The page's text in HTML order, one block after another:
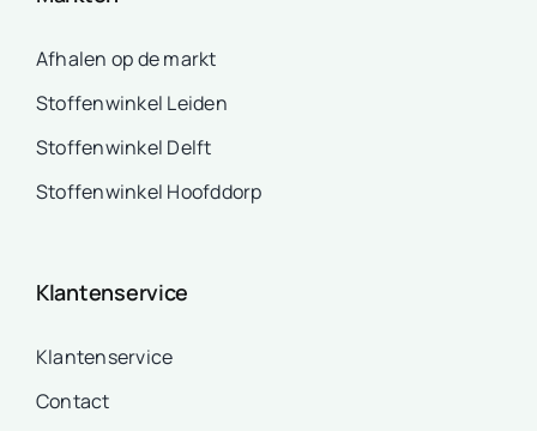
Afhalen op de markt
Stoffenwinkel Leiden
Stoffenwinkel Delft
Stoffenwinkel Hoofddorp
Klantenservice
Klantenservice
Contact